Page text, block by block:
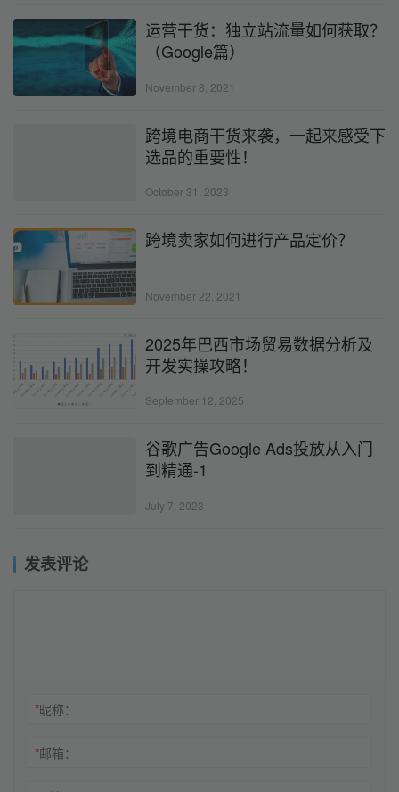
运营干货：独立站流量如何获取？
（Google篇）
November 8, 2021
跨境电商干货来袭，一起来感受下
选品的重要性！
October 31, 2023
跨境卖家如何进行产品定价？
November 22, 2021
2025年巴西市场贸易数据分析及
开发实操攻略！
September 12, 2025
谷歌广告Google Ads投放从入门
到精通-1
July 7, 2023
发表评论
*昵称：
*邮箱：